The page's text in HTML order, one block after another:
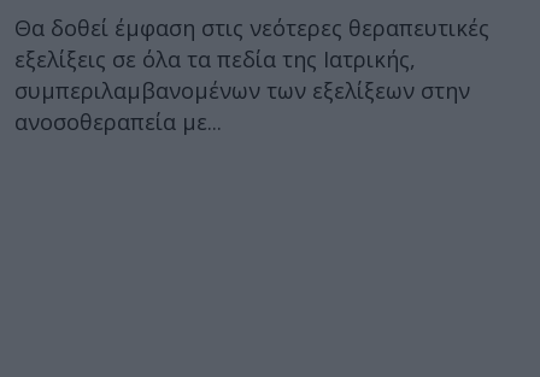
Θα δοθεί έμφαση στις νεότερες θεραπευτικές
εξελίξεις σε όλα τα πεδία της Ιατρικής,
συμπεριλαμβανομένων των εξελίξεων στην
ανοσοθεραπεία με...